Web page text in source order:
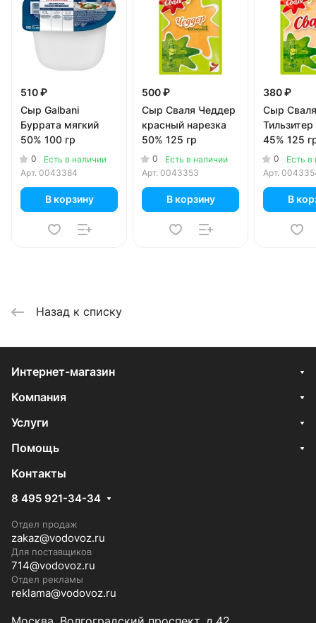
510 ₽
Сыр Galbani
Буррата мягкий
50% 100 гр
0
Есть в наличии
Арт. 0043384
В корзину
500 ₽
Сыр Сваля Чеддер
красный нарезка
50% 125 гр
0
Есть в наличии
Арт. 0043353
В корзину
380 ₽
Сыр Сваля
45% 125
0
Есть в
Арт.
В
Назад к списку
Интернет-магазин
Компания
Услуги
Помощь
Контакты
8 495 921-34-34
Отдел продаж
zakaz@vodovoz.ru
Для поставщиков
714@vodovoz.ru
Отдел рекламы
reklama@vodovoz.ru